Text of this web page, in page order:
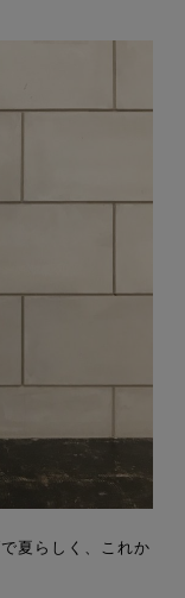
夏らしく、これか